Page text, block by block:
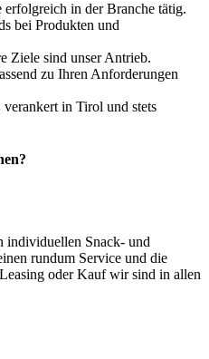
erfolgreich in der Branche tätig.
bei Produkten und
Ziele sind unser Antrieb.
zu Ihren Anforderungen
verankert in Tirol und stets
individuellen Snack- und
rundum Service und die
oder Kauf wir sind in allen